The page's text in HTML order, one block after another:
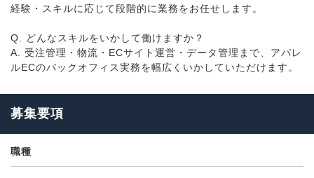
経験・スキルに応じて段階的に業務をお任せします。
Q. どんなスキルをいかして働けますか？
A. 受注管理・物流・ECサイト運営・データ管理まで、アパレ
ルECのバックオフィス実務を幅広くいかしていただけます。
募集要項
職種